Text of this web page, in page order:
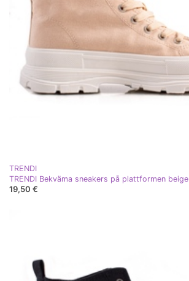
TRENDI
TRENDI Bekväma sneakers på plattformen beige
19,50 €